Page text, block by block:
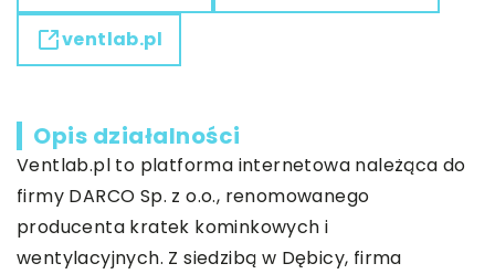
ventlab.pl
Opis działalności
Ventlab.pl to platforma internetowa należąca do
firmy DARCO Sp. z o.o., renomowanego
producenta kratek kominkowych i
wentylacyjnych. Z siedzibą w Dębicy, firma